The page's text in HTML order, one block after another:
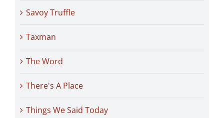
Savoy Truffle
Taxman
The Word
There's A Place
Things We Said Today